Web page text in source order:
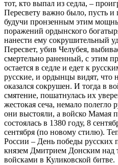
тот, кто выпал из седла, –
Пересвету важно было, пусть
будучи пронзенным этим
поражений ордынского
нанести ему сокрушительный
Пересвет, убив Челубея,
смертельно раненный, с этим
остается в седле и едет к
русские, и ордынцы видят, что
оказался сокрушен. И тогда в
смятение, пошатнулась их
жестокая сеча, немало полегло
они выстояли, а войско Мамая
состоялась в 1380 году, 8
сентября (по новому стилю).
России – День победы русских
князем Дмитрием Донским над
войсками в Куликовской битве.